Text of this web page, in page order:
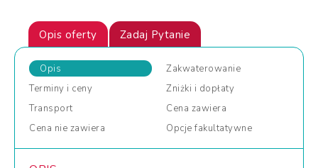
Opis oferty Zadaj Pytanie
Opis
Zakwaterowanie
Terminy i ceny Zniżki i dopłaty
Transport
Cena zawiera
Cena nie zawiera Opcje fakultatywne